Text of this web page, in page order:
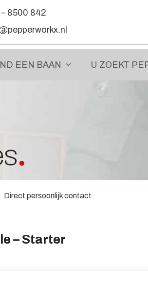
8500 842
EEN BAAN U ZOEKT
Direct persoonlijk contact
– Starter